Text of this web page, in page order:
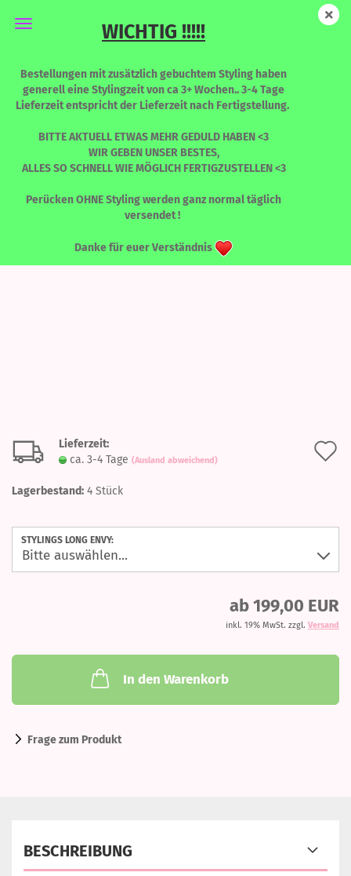
WICHTIG !!!!!
Bestellungen mit zusätzlich gebuchtem Styling haben
generell eine Stylingzeit von ca 3+ Wochen.. 3-4 Tage
Lieferzeit entspricht der Lieferzeit nach Fertigstellung.
BITTE AKTUELL ETWAS MEHR GEDULD HABEN <3
WIR GEBEN UNSER BESTES,
ALLES SO SCHNELL WIE MÖGLICH FERTIGZUSTELLEN <3
Perücken OHNE Styling werden ganz normal täglich
versendet !
Danke für euer Verständnis
LONG Envy - Copper Queen - Limited Edition
Lieferzeit:
ca. 3-4 Tage (Ausland abweichend)
Lagerbestand: 4 Stück
STYLINGS LONG ENVY:
ab 199,00 EUR
inkl. 19% MwSt. zzgl. Versand
In den Warenkorb
Frage zum Produkt
BESCHREIBUNG